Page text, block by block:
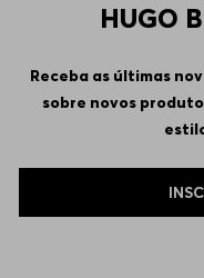
HUGO
Receba as últimas
sobre novos